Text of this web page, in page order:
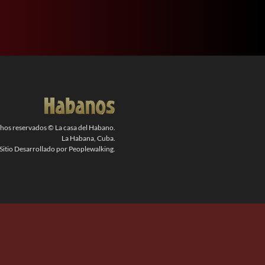
reservados © La casa del Habano.
La Habana, Cuba.
Sitio Desarrollado por Peoplewalking.